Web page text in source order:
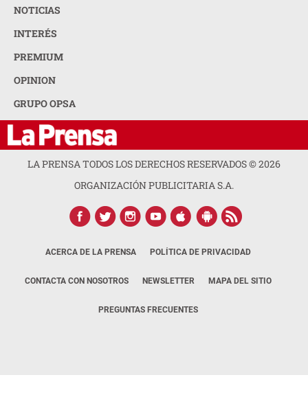
NOTICIAS
INTERÉS
PREMIUM
OPINION
GRUPO OPSA
LA PRENSA TODOS LOS DERECHOS RESERVADOS ©2026
ORGANIZACIÓN PUBLICITARIA S.A.
ACERCA DE LA PRENSA POLÍTICA DE PRIVACIDAD
CONTACTA CON NOSOTROS NEWSLETTER MAPA DEL SITIO
PREGUNTAS FRECUENTES